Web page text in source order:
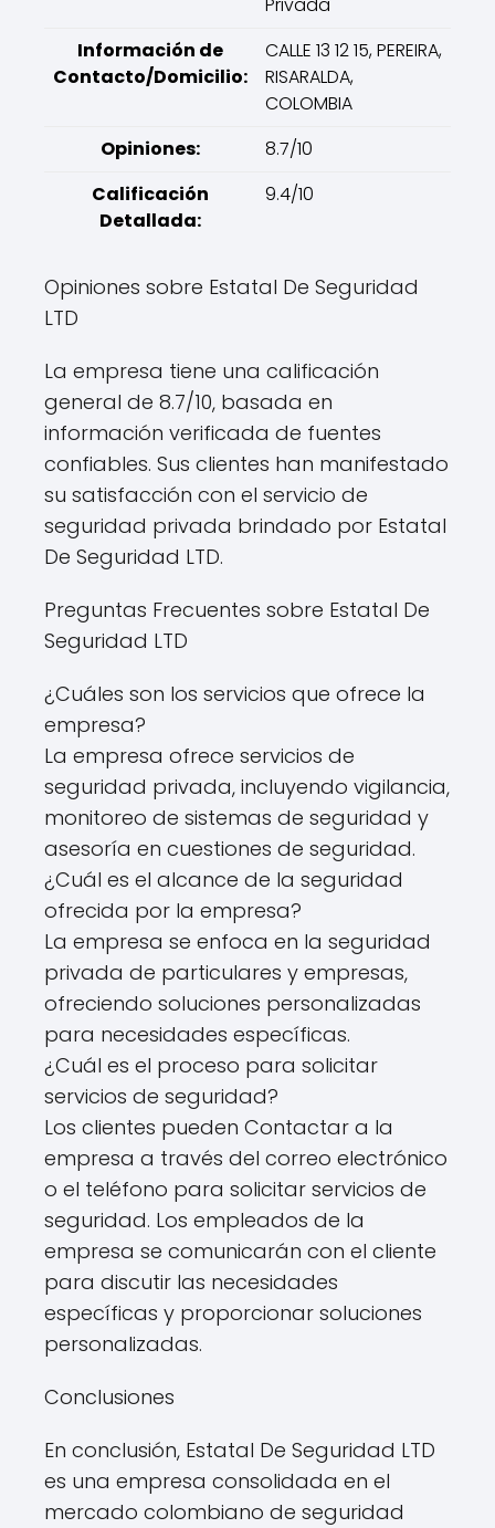
Información de
Contacto/Domicilio:
CALLE 13 12 15, PEREIRA,
RISARALDA,
COLOMBIA
Opiniones:
8.7/10
Calificación
Detallada:
9.4/10
Opiniones sobre Estatal De Seguridad
LTD
La empresa tiene una calificación
general de 8.7/10, basada en
información verificada de fuentes
confiables. Sus clientes han manifestado
su satisfacción con el servicio de
seguridad privada brindado por Estatal
De Seguridad LTD.
Preguntas Frecuentes sobre Estatal De
Seguridad LTD
¿Cuáles son los servicios que ofrece la
empresa?
La empresa ofrece servicios de
seguridad privada, incluyendo vigilancia,
monitoreo de sistemas de seguridad y
asesoría en cuestiones de seguridad.
¿Cuál es el alcance de la seguridad
ofrecida por la empresa?
La empresa se enfoca en la seguridad
privada de particulares y empresas,
ofreciendo soluciones personalizadas
para necesidades específicas.
¿Cuál es el proceso para solicitar
servicios de seguridad?
Los clientes pueden Contactar a la
empresa a través del correo electrónico
o el teléfono para solicitar servicios de
seguridad. Los empleados de la
empresa se comunicarán con el cliente
para discutir las necesidades
específicas y proporcionar soluciones
personalizadas.
Conclusiones
En conclusión, Estatal De Seguridad LTD
es una empresa consolidada en el
mercado colombiano de seguridad